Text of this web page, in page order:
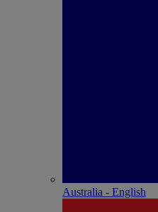
Australia - English